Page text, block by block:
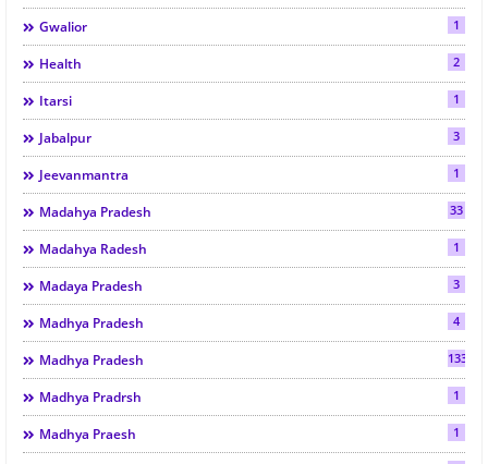
Gwalior 1
Health 2
Itarsi 1
Jabalpur 3
Jeevanmantra 1
Madahya Pradesh 33
Madahya Radesh 1
Madaya Pradesh 3
Madhya Pradesh 4
Madhya Pradesh 133
Madhya Pradrsh 1
Madhya Praesh 1